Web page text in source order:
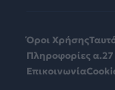
Όροι Χρήσης
Πληροφορίες
Επικοινωνία